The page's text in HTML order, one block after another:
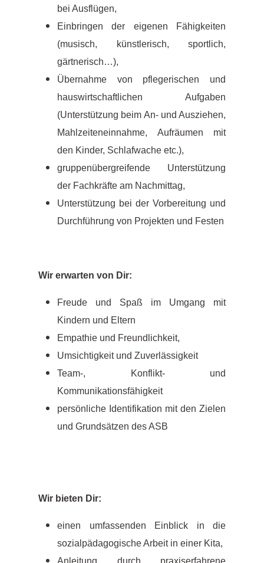
bei Ausflügen,
Einbringen der eigenen Fähigkeiten
(musisch, künstlerisch, sportlich,
gärtnerisch…),
Übernahme von pflegerischen und
hauswirtschaftlichen Aufgaben
(Unterstützung beim An- und Ausziehen,
Mahlzeiteneinnahme, Aufräumen mit
den Kinder, Schlafwache etc.),
gruppenübergreifende Unterstützung
der Fachkräfte am Nachmittag,
Unterstützung bei der Vorbereitung und
Durchführung von Projekten und Festen
Wir erwarten von Dir:
Freude und Spaß im Umgang mit
Kindern und Eltern
Empathie und Freundlichkeit,
Umsichtigkeit und Zuverlässigkeit
Team-, Konflikt- und
Kommunikationsfähigkeit
persönliche Identifikation mit den Zielen
und Grundsätzen des ASB
Wir bieten Dir:
einen umfassenden Einblick in die
sozialpädagogische Arbeit in einer Kita,
Anleitung durch praxiserfahrene